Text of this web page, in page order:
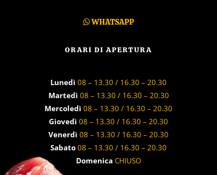
WHATSAPP
ORARI DI APERTURA
Lunedì 08 – 13.30 / 16.30 – 20.30
Martedì 08 – 13.30 / 16.30 – 20.30
Mercoledì 08 – 13.30 / 16.30 – 20.30
Giovedì 08 – 13.30 / 16.30 – 20.30
Venerdì 08 – 13.30 / 16.30 – 20.30
Sabato 08 – 13.30 / 16.30 – 20.30
Domenica CHIUSO